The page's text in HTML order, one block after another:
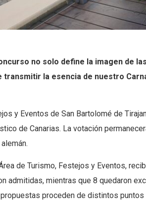
no solo define la imagen de
transmitir la esencia de nuestro
y Eventos de San Bartolomé de
de Canarias. La votación
de Turismo, Festejos y Eventos,
admitidas, mientras que 8 quedaron
proceden de distintos